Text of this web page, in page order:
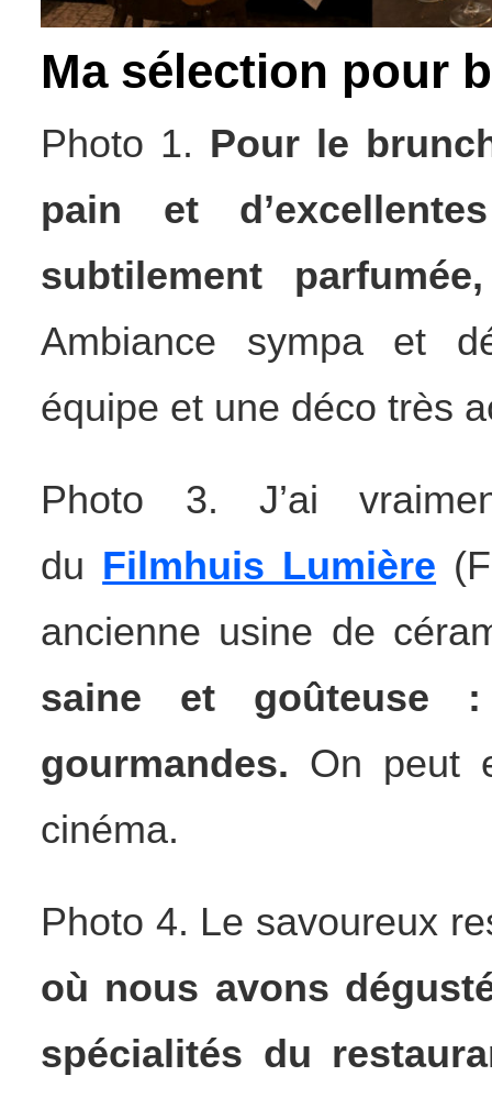
Ma sélection pour
Photo 1. Pour le
pain et
subtilement
Ambiance sympa et
équipe et une déco très
Photo 3. J’ai vrai
du Filmhuis Lumière
ancienne usine de
saine et goûteuse
gourmandes. On peut
cinéma.
Photo 4. Le savoureux
où nous avons
spécialités du